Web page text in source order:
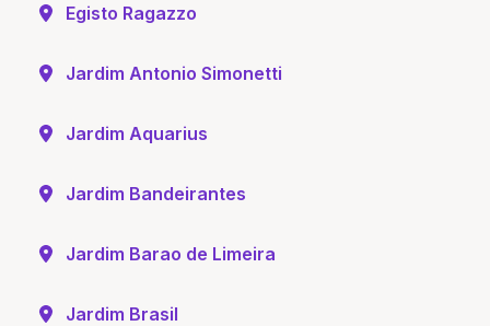
Egisto Ragazzo
Jardim Antonio Simonetti
Jardim Aquarius
Jardim Bandeirantes
Jardim Barao de Limeira
Jardim Brasil